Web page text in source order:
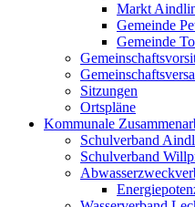
Markt
Gemeinde
Gemeinde
Sitzungen
Ortspläne
Kommunale
Schulverband
Schulverband